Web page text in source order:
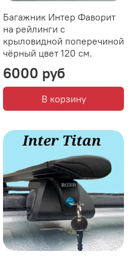
Багажник Интер Фаворит
на рейлинги с
крыловидной поперечиной
чёрный цвет 120 см.
6000 руб
В корзину